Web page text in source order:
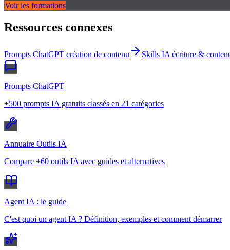
Voir les formations
Ressources connexes
Prompts ChatGPT création de contenu Skills IA écriture &
Prompts ChatGPT
+500 prompts IA gratuits classés en 21 catégories
Annuaire Outils IA
Compare +60 outils IA avec guides et alternatives
Agent IA : le guide
C'est quoi un agent IA ? Définition, exemples et comment démarrer